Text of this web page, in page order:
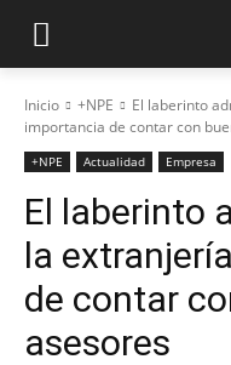
Inicio +NPE
El laberinto
importancia de contar con
+NPE Actualidad Empresa
El laberinto
la
de contar
asesores